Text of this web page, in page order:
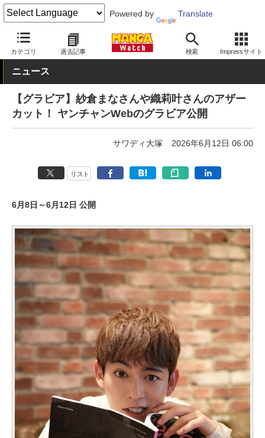
Powered by Translate
カテゴリ 過去記事 検索 Impressサイト
MANGA Watch Web/アプリ ヤンチャンWeb
ニュース
【グラビア】紗倉まなさんや織莉叶さんのアザー
カット！ ヤンチャンWebのグラビア公開
サワディ大塚 2026年6月12日 06:00
リスト
6月8日～6月12日 公開